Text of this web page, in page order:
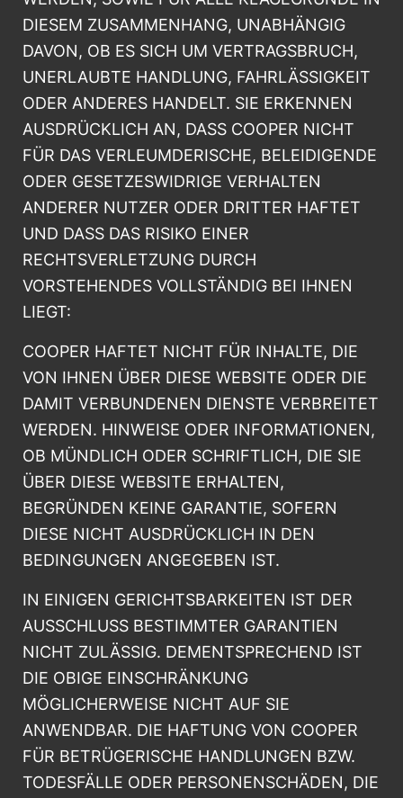
DIESEM ZUSAMMENHANG, UNABHÄNGIG
DAVON, OB ES SICH UM VERTRAGSBRUCH,
UNERLAUBTE HANDLUNG, FAHRLÄSSIGKEIT
ODER ANDERES HANDELT. SIE ERKENNEN
AUSDRÜCKLICH AN, DASS COOPER NICHT
FÜR DAS VERLEUMDERISCHE, BELEIDIGENDE
ODER GESETZESWIDRIGE VERHALTEN
ANDERER NUTZER ODER DRITTER HAFTET
UND DASS DAS RISIKO EINER
RECHTSVERLETZUNG DURCH
VORSTEHENDES VOLLSTÄNDIG BEI IHNEN
LIEGT:
COOPER HAFTET NICHT FÜR INHALTE, DIE
VON IHNEN ÜBER DIESE WEBSITE ODER DIE
DAMIT VERBUNDENEN DIENSTE VERBREITET
WERDEN. HINWEISE ODER INFORMATIONEN,
OB MÜNDLICH ODER SCHRIFTLICH, DIE SIE
ÜBER DIESE WEBSITE ERHALTEN,
BEGRÜNDEN KEINE GARANTIE, SOFERN
DIESE NICHT AUSDRÜCKLICH IN DEN
BEDINGUNGEN ANGEGEBEN IST.
IN EINIGEN GERICHTSBARKEITEN IST DER
AUSSCHLUSS BESTIMMTER GARANTIEN
NICHT ZULÄSSIG. DEMENTSPRECHEND IST
DIE OBIGE EINSCHRÄNKUNG
MÖGLICHERWEISE NICHT AUF SIE
ANWENDBAR. DIE HAFTUNG VON COOPER
FÜR BETRÜGERISCHE HANDLUNGEN BZW.
TODESFÄLLE ODER PERSONENSCHÄDEN, DIE